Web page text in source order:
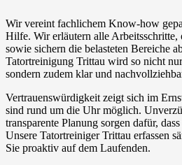
Wir vereint fachlichem Know-how
Hilfe. Wir erläutern alle Arbeitsschritte,
sowie sichern die belasteten Bereiche
Tatortreinigung Trittau wird so nicht
sondern zudem klar und
Vertrauenswürdigkeit zeigt sich im
sind rund um die Uhr möglich.
transparente Planung sorgen dafür,
Unsere Tatortreiniger Trittau erfassen
Sie proaktiv auf dem Laufenden.